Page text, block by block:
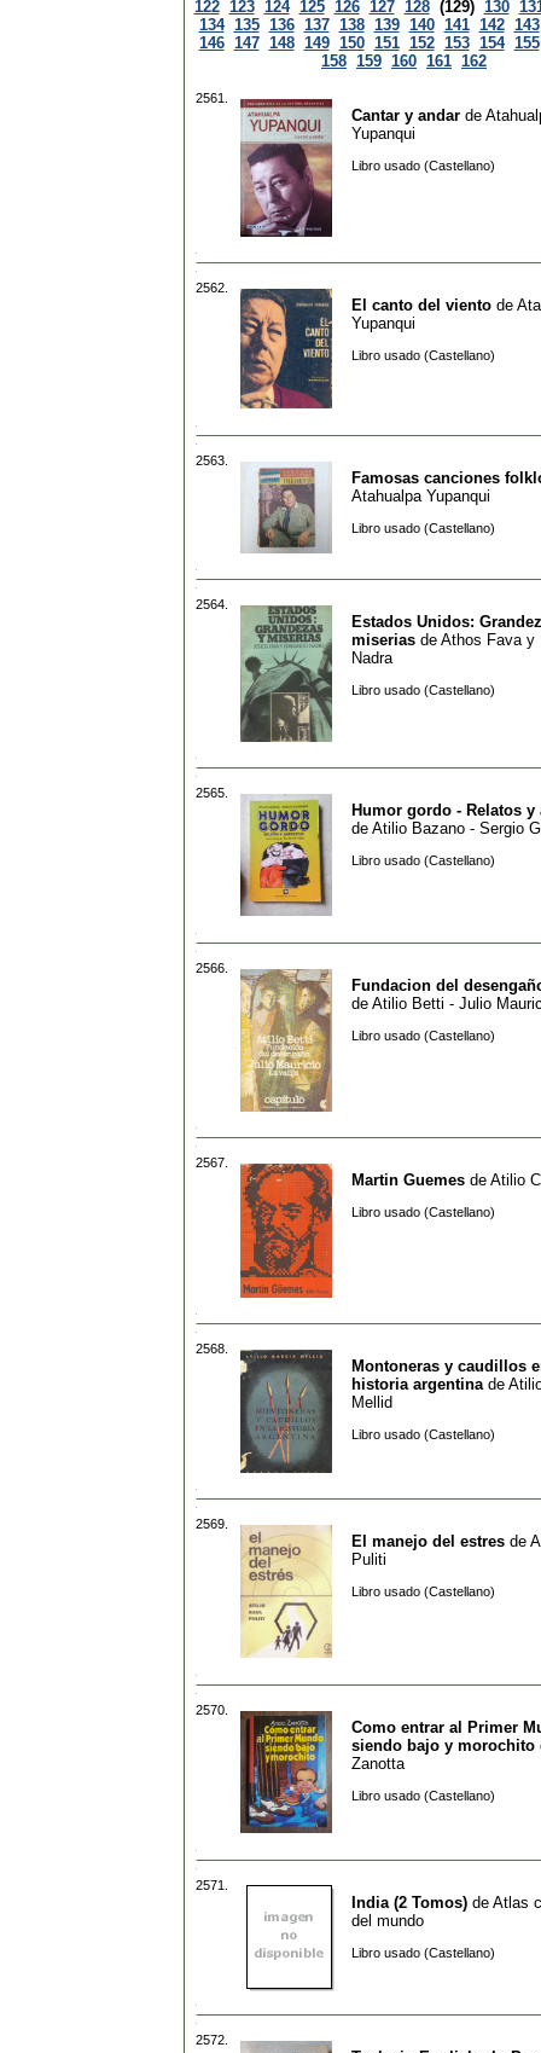
122 123 124 125 126 127 128 (129) 130
134 135 136 137 138 139 140 141 142 143
146 147 148 149 150 151 152 153 154 155
158 159 160 161 162
2561.
Cantar y andar de
Yupanqui
Libro usado (Castellano)
2562.
El canto del viento de
Yupanqui
Libro usado (Castellano)
2563.
Famosas canciones
Atahualpa Yupanqui
Libro usado (Castellano)
2564.
Estados Unidos:
miserias de Athos Fava y
Nadra
Libro usado (Castellano)
2565.
Humor gordo - Relatos y
de Atilio Bazano - Sergio
Libro usado (Castellano)
2566.
Fundacion del
de Atilio Betti - Julio
Libro usado (Castellano)
2567.
Martin Guemes de Atilio
Libro usado (Castellano)
2568.
Montoneras y caudillos
historia argentina de
Mellid
Libro usado (Castellano)
2569.
El manejo del estres de
Puliti
Libro usado (Castellano)
2570.
Como entrar al Primer
siendo bajo y morochito
Zanotta
Libro usado (Castellano)
2571.
India (2 Tomos) de Atlas
del mundo
Libro usado (Castellano)
2572.